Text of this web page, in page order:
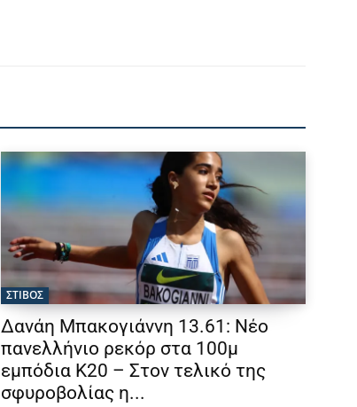
ΣΤΙΒΟΣ
Δανάη Μπακογιάννη 13.61: Νέο
πανελλήνιο ρεκόρ στα 100μ
εμπόδια Κ20 – Στον τελικό της
σφυροβολίας η...